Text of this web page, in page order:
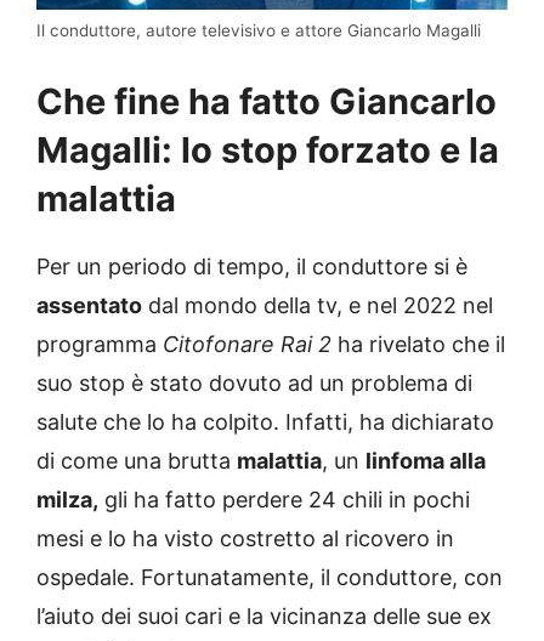
Il conduttore, autore televisivo e attore Giancarlo Magalli
Che fine ha fatto Giancarlo
Magalli: lo stop forzato e la
malattia
Per un periodo di tempo, il conduttore si è
assentato dal mondo della tv, e nel 2022 nel
programma Citofonare Rai 2 ha rivelato che il
suo stop è stato dovuto ad un problema di
salute che lo ha colpito. Infatti, ha dichiarato
di come una brutta malattia, un linfoma alla
milza, gli ha fatto perdere 24 chili in pochi
mesi e lo ha visto costretto al ricovero in
ospedale. Fortunatamente, il conduttore, con
l’aiuto dei suoi cari e la vicinanza delle sue ex